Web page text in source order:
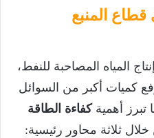
قطاع المنبع
المياه المصاحبة للنفط،
كميات أكبر من السوائل
تبرز أهميةكفاءة الطاقة
ثلاثة محاور رئيسية: